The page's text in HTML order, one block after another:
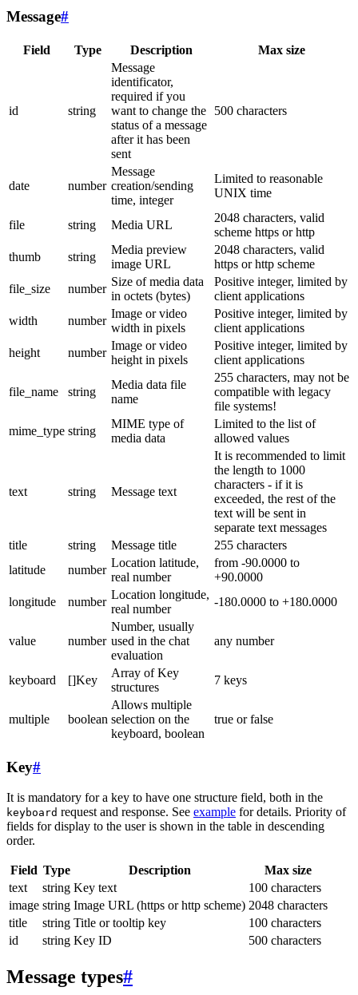
Message#
Field Type Description Max size
id string
Message
identificator,
required if you
want to change the
status of a message
after it has been
sent
500 characters
date number
Message
creation/sending
time, integer
Limited to reasonable
UNIX time
file string Media URL
2048 characters, valid
scheme https or http
thumb
string
Media preview
image URL
2048 characters, valid
https or http scheme
file_size
number
Size of media data
in octets (bytes)
Positive integer, limited by
client applications
width
number
Image or video
width in pixels
Positive integer, limited by
client applications
height
number
Image or video
height in pixels
Positive integer, limited by
client applications
file_name string
Media data file
name
255 characters, may not be
compatible with legacy
file systems!
mime_type string
MIME type of
media data
Limited to the list of
allowed values
text string Message text
It is recommended to limit
the length to 1000
characters - if it is
exceeded, the rest of the
text will be sent in
separate text messages
title
string Message title
255 characters
latitude
number
Location latitude,
real number
from -90.0000 to
+90.0000
longitude
number
Location longitude,
real number
-180.0000 to +180.0000
value number
Number, usually
used in the chat
evaluation
any number
keyboard []Key
Array of Key
structures
7 keys
multiple boolean
Allows multiple
selection on the
keyboard, boolean
true or false
Key#
It is mandatory for a key to have one structure field, both in the
keyboard request and response. See example for details. Priority of
fields for display to the user is shown in the table in descending
order.
Field Type Description
Max size
text
string Key text
100 characters
image string Image URL (https or http scheme) 2048 characters
title
string Title or tooltip key
100 characters
id
string Key ID 500 characters
Message types#